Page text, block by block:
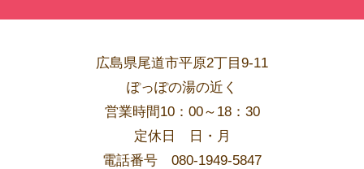
広島県尾道市平原2丁目9-11
ぽっぽの湯の近く
営業時間10：00～18：30
​定休日 日・月
電話番号 080-1949-5847